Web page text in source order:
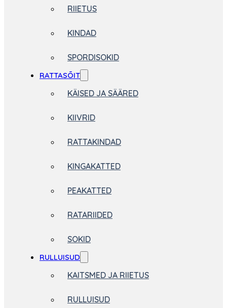
RIIETUS
KINDAD
SPORDISOKID
RATTASÕIT
KÄISED JA SÄÄRED
KIIVRID
RATTAKINDAD
KINGAKATTED
PEAKATTED
RATARIIDED
SOKID
RULLUISUD
KAITSMED JA RIIETUS
RULLUISUD